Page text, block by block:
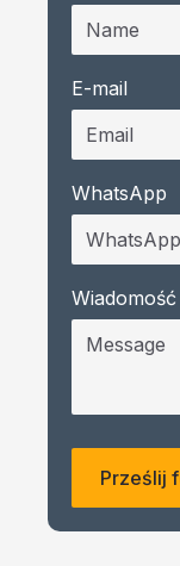
E-mail
WhatsApp
Wiadomość